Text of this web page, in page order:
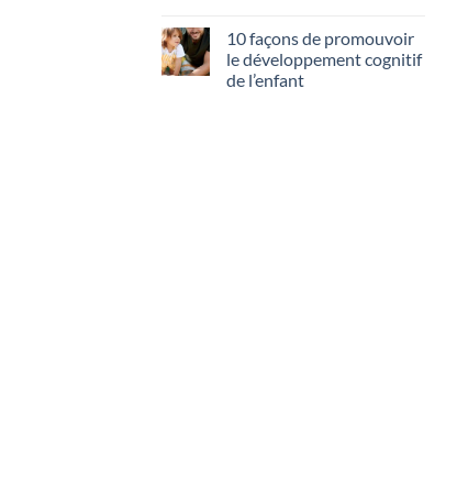
10 façons de promouvoir
le développement cognitif
de l’enfant